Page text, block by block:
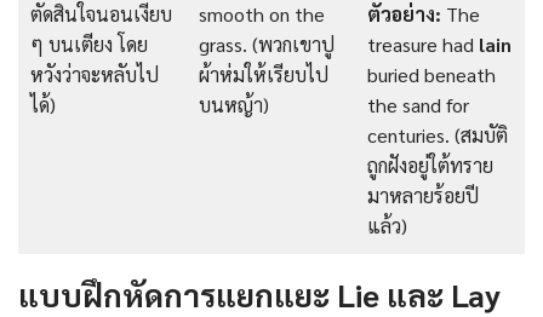
ตัดสินใจนอนเงียบ
ๆ บนเตียง โดย
หวังว่าจะหลับไป
ได้)
smooth on the
grass. (พวกเขาปู
ผ้าห่มให้เรียบไป
บนหญ้า)
ตัวอย่าง: The
treasure had lain
buried beneath
the sand for
centuries. (สมบัติ
ถูกฝังอยู่ใต้ทราย
มาหลายร้อยปี
แล้ว)
แบบฝึกหัดการแยกแยะ Lie และ Lay